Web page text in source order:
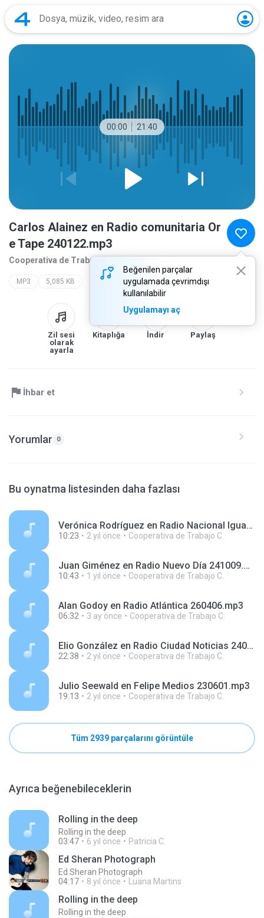
00:00 21:40
Beğenilen parçalar
uygulamada çevrimdışı
kullanılabilir
Uygulamayı aç
Carlos Alainez en Radio comunitaria Or
e Tape 240122.mp3
Cooperativa de Traba
MP3 5,085 KB
Zil sesi
olarak
ayarla
Kitaplığa İndir Paylaş
İhbar et
Yorumlar 0
Bu oynatma listesinden daha fazlası
Verónica Rodríguez en Radio Nacional Iguazú 240520.mp3
10:23 2 yıl önce Cooperativa de Trabajo C.
Juan Giménez en Radio Nuevo Día 241009.mp3
10:43 1 yıl önce Cooperativa de Trabajo C.
Alan Godoy en Radio Atlántica 260406.mp3
06:32 3 ay önce Cooperativa de Trabajo C.
Elio González en Radio Ciudad Noticias 240410.mp3
22:38 2 yıl önce Cooperativa de Trabajo C.
Julio Seewald en Felipe Medios 230601.mp3
19:13 2 yıl önce Cooperativa de Trabajo C.
Tüm 2939 parçalarını görüntüle
Ayrıca beğenebileceklerin
Rolling in the deep
Rolling in the deep
03:47
6 yıl önce Patricia C.
Ed Sheran Photograph
Ed Sheran Photograph
04:17
8 yıl önce Luana Martins
Rolling in the deep
Rolling in the deep